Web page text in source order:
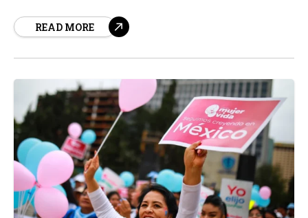
para celebrar la solemnidad de Corpus Christi.
READ MORE